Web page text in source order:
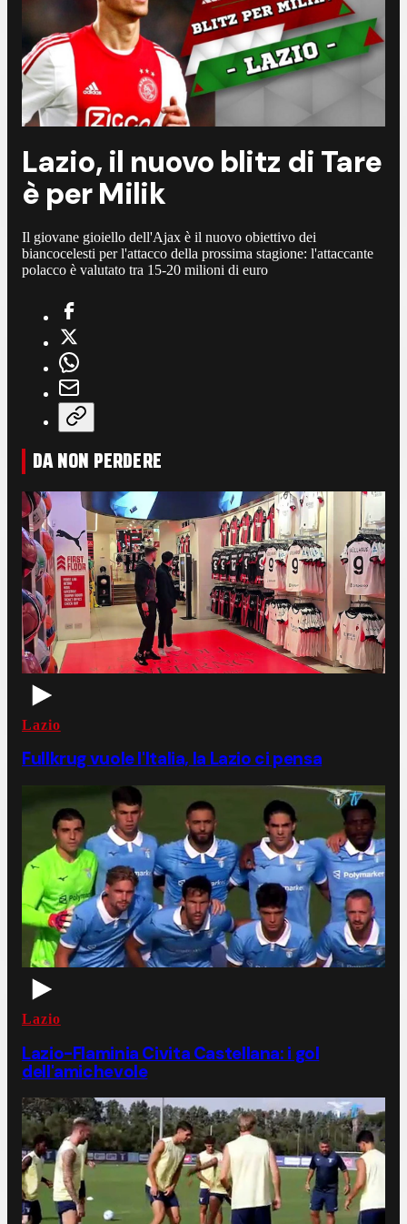
Lazio, il nuovo blitz di Tare
è per Milik
Il giovane gioiello dell'Ajax è il nuovo obiettivo dei
biancocelesti per l'attacco della prossima stagione: l'attaccante
polacco è valutato tra 15-20 milioni di euro
DA NON PERDERE
Lazio
Fullkrug vuole l'Italia, la Lazio ci pensa
Lazio
Lazio-Flaminia Civita Castellana: i gol
dell'amichevole